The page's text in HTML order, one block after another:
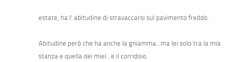
estate, ha l’ abitudine di stravaccarsi sul pavimento freddo.
Abitudine però che ha anche la gniamma…ma lei solo tra la mia
stanza e quella dei miei…e il corridoio.